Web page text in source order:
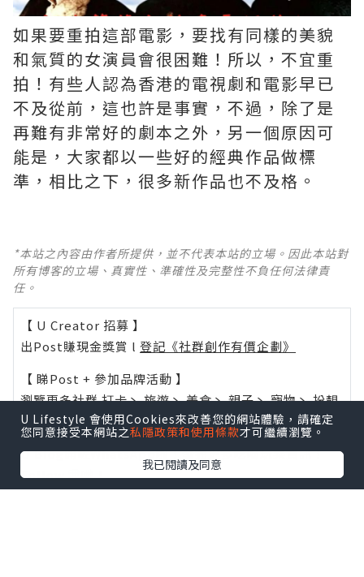
如果要重拍這部電影，要找有同樣的美貌
和氣質的女演員會很困難！所以，不宜重
拍！有些人認為香港的電視劇和電影早已
不及從前，這也許是事實，不過，除了是
再難有非常好的劇本之外，另一個原因可
能是，大家都以一些好的經典作品做標
準，相比之下，很多新作品也不及格。 ​​​
*本站之內容由作者所提供，並不代表本站的立場。因此本站對
所有博客的立場、真實性、準確性及完整性不負任何法律責
任。
【 U Creator 招募 】
出Post賺現金獎賞 l 登記《社群創作有價企劃》
【 睇Post + 參加品牌活動 】
瀏覽更多社群打卡丶旅遊丶美食丶親子丶寵物丶扮靚
攻略及活動情報
U Blog開咗WhatsApp啦！發掘更多吃喝玩樂資訊！
Follow 我哋！
U Lifestyle 會使用Cookies來改善您的網站體驗，請確定
您同意接受本網站之私隱政策和使用條款才可繼續瀏覽。
我已閱讀及同意